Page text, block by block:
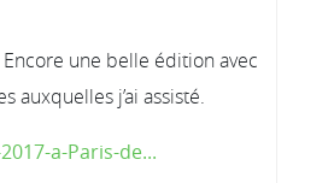
Encore une belle édition avec
auxquelles j’ai assisté.
a-Paris-de...